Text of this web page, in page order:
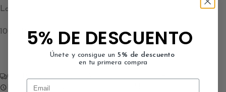
Largo: 110cms
100% Poliéster
GASTOS DE ENVÍO GRATUITO a partir de 90€
ENVÍO EN 24/72 HORAS (Días laborables)
5% DE DESCUENTO
Únete y consigue un 5% de descuento
en tu primera compra
Email